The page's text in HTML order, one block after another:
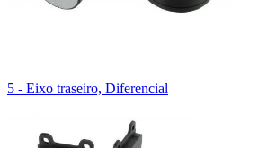
5 - Eixo traseiro, Diferencial